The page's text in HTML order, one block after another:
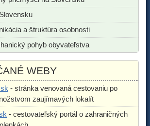
a štruktúra osobnosti
pohyb obyvateľstva
WEBY
- stránka venovaná cestovaniu po
zaujímavých lokalít
- cestovateľský portál o zahraničných